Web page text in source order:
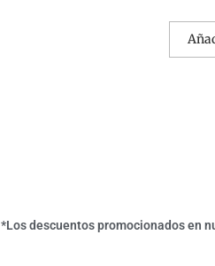
*Los descuentos promocionados en